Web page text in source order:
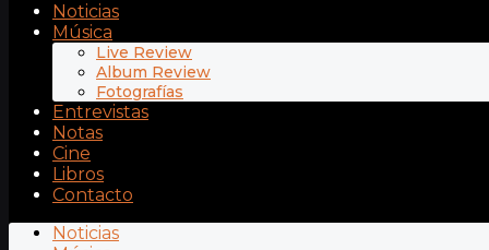
Noticias
Música
Live Review
Album Review
Fotografías
Entrevistas
Notas
Cine
Libros
Contacto
Noticias